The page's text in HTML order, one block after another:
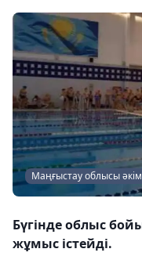
Маңғыстау облысы
Бүгінде облыс
жұмыс істейді.